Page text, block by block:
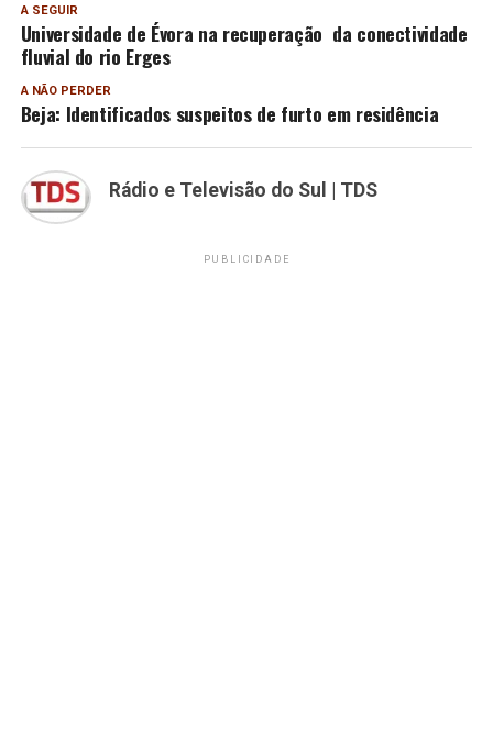
A SEGUIR
Universidade de Évora na recuperação da conectividade
fluvial do rio Erges
A NÃO PERDER
Beja: Identificados suspeitos de furto em residência
Rádio e Televisão do Sul | TDS
PUBLICIDADE